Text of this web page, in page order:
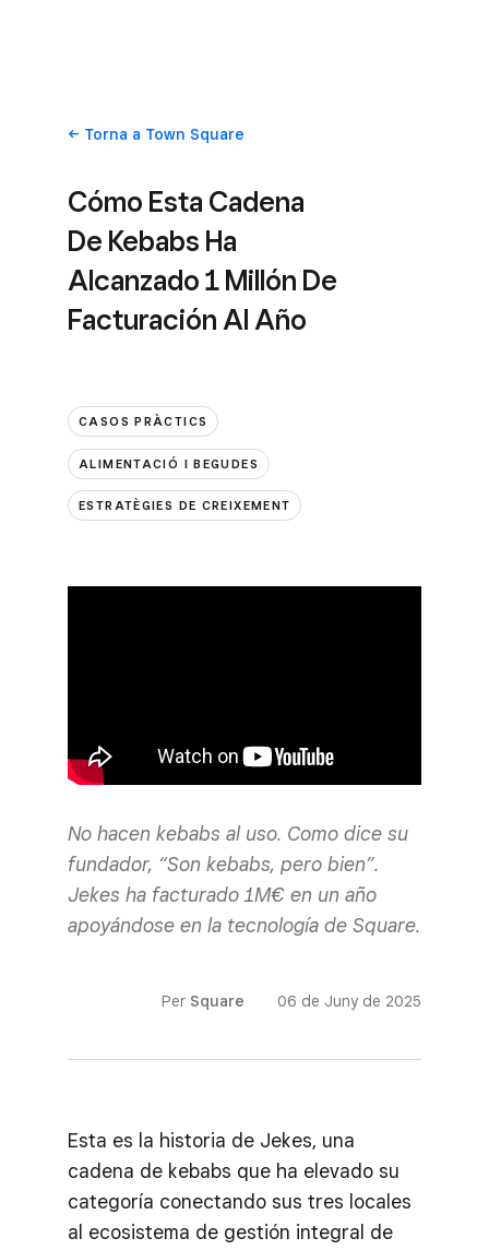
Torna a Town Square
Cómo Esta Cadena
De Kebabs Ha
Alcanzado 1 Millón De
Facturación Al Año
CASOS PRÀCTICS
ALIMENTACIÓ I BEGUDES
ESTRATÈGIES DE CREIXEMENT
No hacen kebabs al uso. Como dice su
fundador, “Son kebabs, pero bien”.
Jekes ha facturado 1M€ en un año
apoyándose en la tecnología de Square.
Per Square 06 de Juny de 2025
Esta es la historia de Jekes, una
cadena de kebabs que ha elevado su
categoría conectando sus tres locales
al ecosistema de gestión integral de